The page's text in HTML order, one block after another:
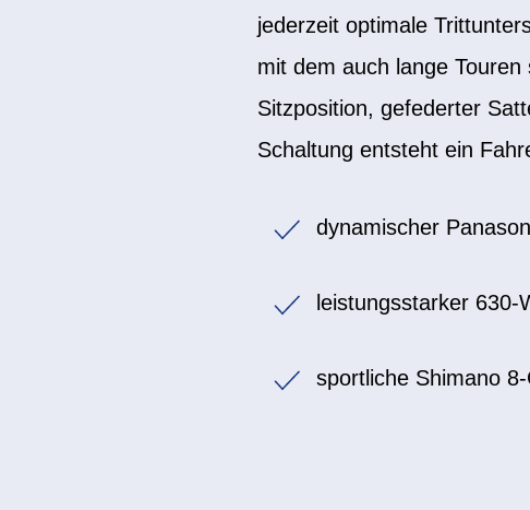
jederzeit optimale
mit dem auch lange
Sitzposition, gefederter
Schaltung entsteht ein
dynamischer
leistungsstarker 630-
sportliche Shimano